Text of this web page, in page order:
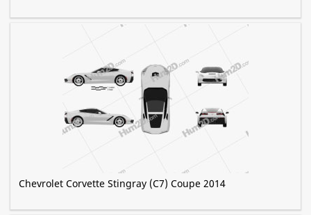
Chevrolet Corvette Stingray (C7) Coupe 2014